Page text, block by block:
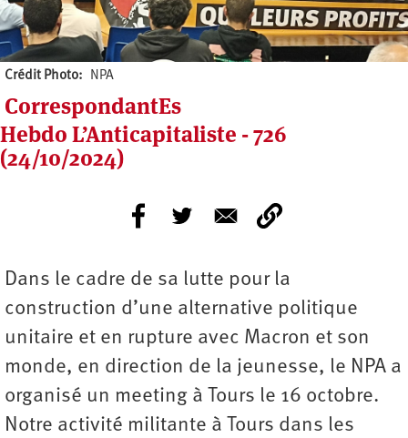
Crédit Photo NPA
CorrespondantEs
Hebdo L’Anticapitaliste - 726
(24/10/2024)
Dans le cadre de sa lutte pour la
construction d’une alternative politique
unitaire et en rupture avec Macron et son
monde, en direction de la jeunesse, le NPA a
organisé un meeting à Tours le 16 octobre.
Notre activité militante à Tours dans les